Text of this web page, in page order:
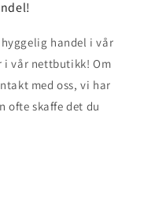
handel i vår
i vår nettbutikk! Om
med oss, vi har
ofte skaffe det du